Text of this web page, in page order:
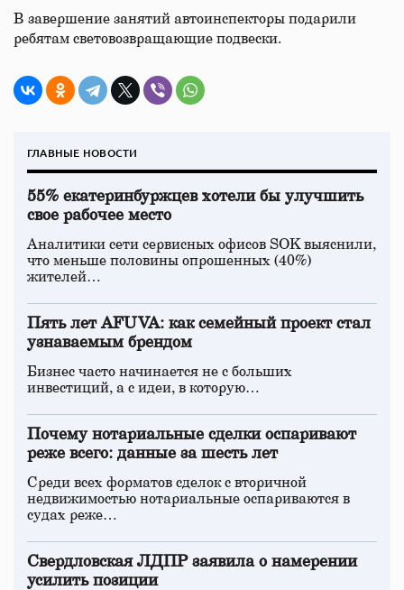
В завершение занятий автоинспекторы подарили
ребятам световозвращающие подвески.
ГЛАВНЫЕ НОВОСТИ
55% екатеринбуржцев хотели бы улучшить
свое рабочее место
Аналитики сети сервисных офисов SOK выяснили,
что меньше половины опрошенных (40%)
жителей…
Пять лет AFUVA: как семейный проект стал
узнаваемым брендом
Бизнес часто начинается не с больших
инвестиций, а с идеи, в которую…
Почему нотариальные сделки оспаривают
реже всего: данные за шесть лет
Среди всех форматов сделок с вторичной
недвижимостью нотариальные оспариваются в
судах реже…
Свердловская ЛДПР заявила о намерении
усилить позиции